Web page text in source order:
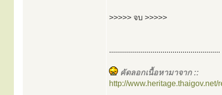
>>>>> จบ >>>>>
........................................................
คัดลอกเนื้อหามาจาก ::
http://www.heritage.thaigov.net/